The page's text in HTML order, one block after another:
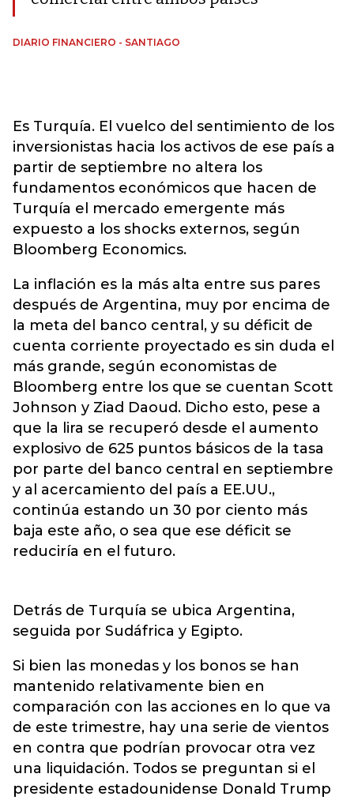
DIARIO FINANCIERO - SANTIAGO
Es Turquía. El vuelco del sentimiento de los
inversionistas hacia los activos de ese país a
partir de septiembre no altera los
fundamentos económicos que hacen de
Turquía el mercado emergente más
expuesto a los shocks externos, según
Bloomberg Economics.
La inflación es la más alta entre sus pares
después de Argentina, muy por encima de
la meta del banco central, y su déficit de
cuenta corriente proyectado es sin duda el
más grande, según economistas de
Bloomberg entre los que se cuentan Scott
Johnson y Ziad Daoud. Dicho esto, pese a
que la lira se recuperó desde el aumento
explosivo de 625 puntos básicos de la tasa
por parte del banco central en septiembre
y al acercamiento del país a EE.UU.,
continúa estando un 30 por ciento más
baja este año, o sea que ese déficit se
reduciría en el futuro.
Detrás de Turquía se ubica Argentina,
seguida por Sudáfrica y Egipto.
Si bien las monedas y los bonos se han
mantenido relativamente bien en
comparación con las acciones en lo que va
de este trimestre, hay una serie de vientos
en contra que podrían provocar otra vez
una liquidación. Todos se preguntan si el
presidente estadounidense Donald Trump